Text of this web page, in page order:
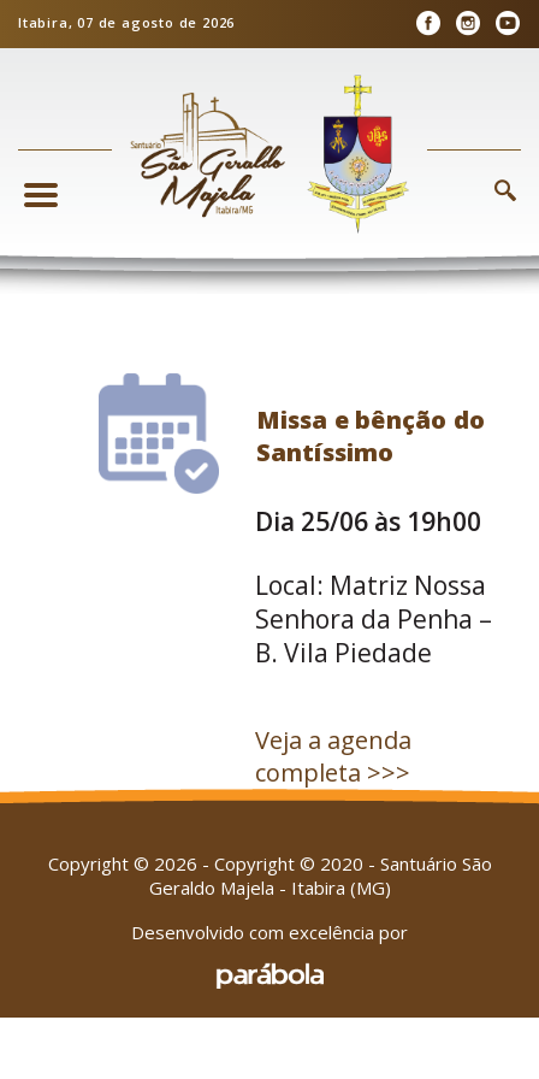
Itabira, 07 de agosto de 2026
Missa e bênção do
Santíssimo
Dia 25/06 às 19h00
Local: Matriz Nossa
Senhora da Penha –
B. Vila Piedade
Veja a agenda
completa >>>
Copyright © 2026 - Copyright © 2020 - Santuário São
Geraldo Majela - Itabira (MG)
Desenvolvido com excelência por